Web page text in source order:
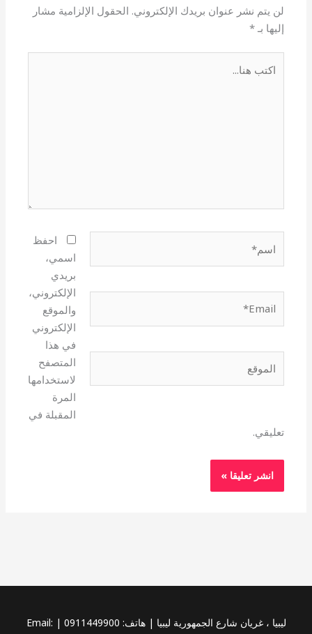
لن يتم نشر عنوان بريدك الإلكتروني. الحقول الإلزامية مشار
إليها بـ*
هنا...
احفظ
اسمي،
بريدي
الإلكتروني،
والموقع
الإلكتروني
في هذا
المتصفح
لاستخدامها
المرة
المقبلة في
تعليقي.
ليبيا ، غريان شارع الجمهورية ليبيا | هاتف: 0911449900 | Email: